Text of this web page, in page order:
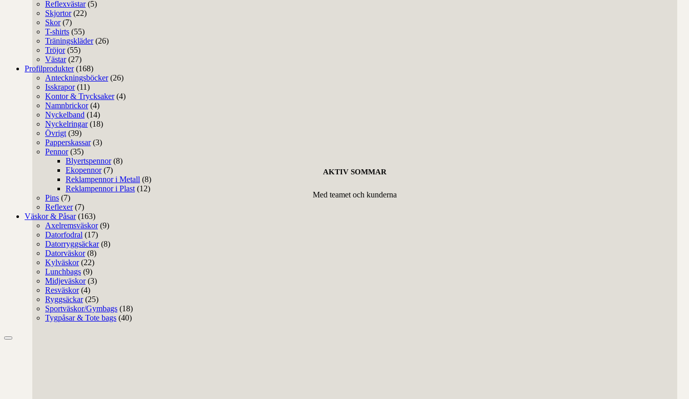
AKTIV SOMMAR
Med teamet och kunderna
Reflexvästar (5)
Skjortor (22)
Skor (7)
T-shirts (55)
Träningskläder (26)
Tröjor (55)
Västar (27)
Profilprodukter (168)
Anteckningsböcker (26)
Isskrapor (11)
Kontor & Trycksaker (4)
Namnbrickor (4)
Nyckelband (14)
Nyckelringar (18)
Övrigt (39)
Papperskassar (3)
Pennor (35)
Blyertspennor (8)
Ekopennor (7)
Reklampennor i Metall (8)
Reklampennor i Plast (12)
Pins (7)
Reflexer (7)
Väskor & Påsar (163)
Axelremsväskor (9)
Datorfodral (17)
Datorryggsäckar (8)
Datorväskor (8)
Kylväskor (22)
Lunchbags (9)
Midjeväskor (3)
Resväskor (4)
Ryggsäckar (25)
Sportväskor/Gymbags (18)
Tygpåsar & Tote bags (40)